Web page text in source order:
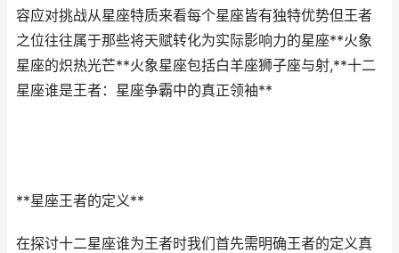
容应对挑战从星座特质来看每个星座皆有独特优势但王者
之位往往属于那些将天赋转化为实际影响力的星座**火象
星座的炽热光芒**火象星座包括白羊座狮子座与射,**十二
星座谁是王者：星座争霸中的真正领袖**
**星座王者的定义**
在探讨十二星座谁为王者时我们首先需明确王者的定义真